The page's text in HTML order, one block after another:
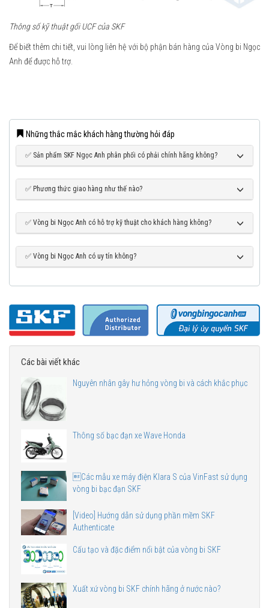
Thông số kỹ thuật gối UCF của SKF
Để biết thêm chi tiết, vui lòng liên hệ với bộ phận bán hàng của Vòng bi Ngọc
Anh để được hỗ trợ.
Những thắc mắc khách hàng thường hỏi đáp
✅ Sản phẩm SKF Ngọc Anh phân phối có phải chính hãng không?
✅ Phương thức giao hàng như thế nào?
✅ Vòng bi Ngọc Anh có hỗ trợ kỹ thuật cho khách hàng không?
✅ Vòng bi Ngọc Anh có uy tín không?
Các bài viết khác
Nguyên nhân gây hư hỏng vòng bi và cách khắc phục
Thông số bạc đạn xe Wave Honda
Các mẫu xe máy điện Klara S của VinFast sử dụng
vòng bi bạc đạn SKF
[Video] Hướng dẫn sử dụng phần mềm SKF
Authenticate
Cấu tạo và đặc điểm nổi bật của vòng bi SKF
Xuất xứ vòng bi SKF chính hãng ở nước nào?